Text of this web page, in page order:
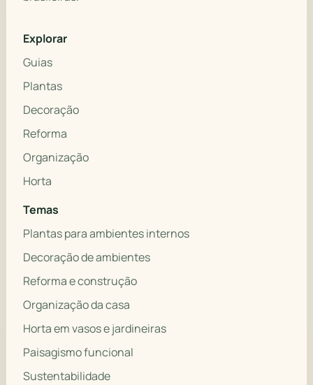
Explorar
Guias
Plantas
Decoração
Reforma
Organização
Horta
Temas
Plantas para ambientes internos
Decoração de ambientes
Reforma e construção
Organização da casa
Horta em vasos e jardineiras
Paisagismo funcional
Sustentabilidade